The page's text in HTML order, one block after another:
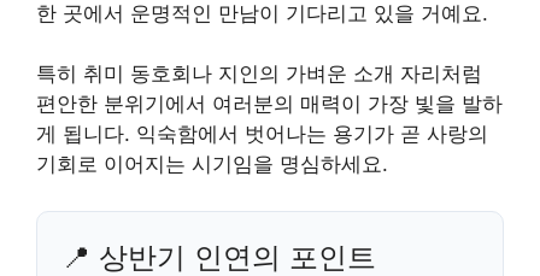
한 곳에서 운명적인 만남이 기다리고 있을 거예요.
특히 취미 동호회나 지인의 가벼운 소개 자리처럼
편안한 분위기에서 여러분의 매력이 가장 빛을 발하
게 됩니다. 익숙함에서 벗어나는 용기가 곧 사랑의
기회로 이어지는 시기임을 명심하세요.
📍 상반기 인연의 포인트